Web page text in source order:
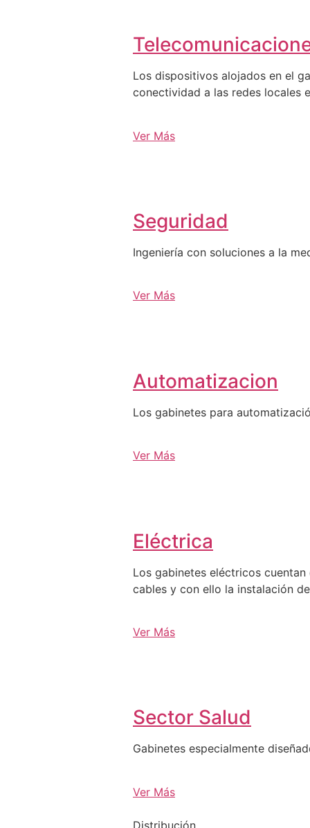
Los dispositivos alojados en el
conectividad a las redes locales
Ver Más
Seguridad
Ingeniería con soluciones a la
Ver Más
Automatizacion
Los gabinetes para
Ver Más
Eléctrica
Los gabinetes eléctricos
cables y con ello la instalación
Ver Más
Sector Salud
Gabinetes especialmente
Ver Más
Distribución